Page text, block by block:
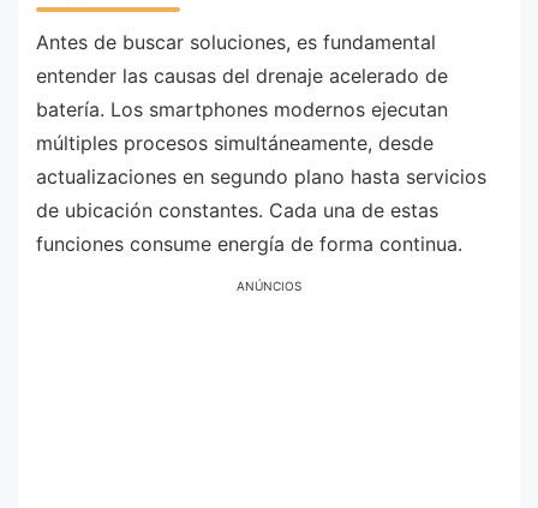
Antes de buscar soluciones, es fundamental
entender las causas del drenaje acelerado de
batería. Los smartphones modernos ejecutan
múltiples procesos simultáneamente, desde
actualizaciones en segundo plano hasta servicios
de ubicación constantes. Cada una de estas
funciones consume energía de forma continua.
ANÚNCIOS